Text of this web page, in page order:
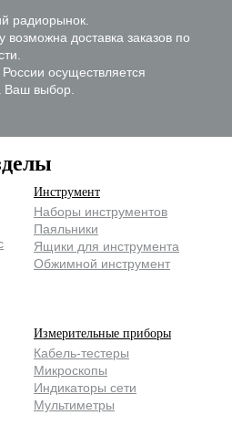
радиорынок.
доставка заказов по
осуществляется
Ваш выбор.
Инструмент
Наборы инструментов
Паяльники
Ящики для инструмента
Обжимной инструмент
Измерительные приборы
Кабель-тестеры
Микроскопы
Индикаторы сети
Мультиметры